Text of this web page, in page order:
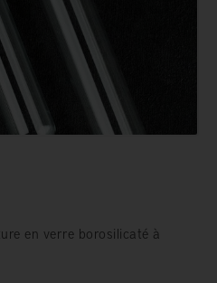
en verre borosilicaté à